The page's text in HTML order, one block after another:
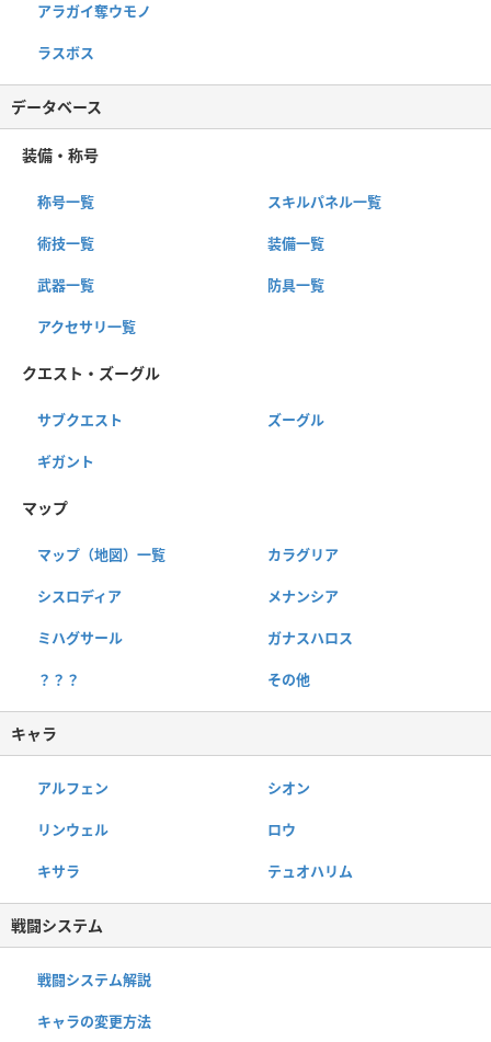
アラガイ奪ウモノ
ラスボス
データベース
装備・称号
称号一覧 スキルパネル一覧
術技一覧 装備一覧
武器一覧 防具一覧
アクセサリ一覧
クエスト・ズーグル
サブクエスト ズーグル
ギガント
マップ
マップ（地図）一覧 カラグリア
シスロディア メナンシア
ミハグサール ガナスハロス
？？？ その他
キャラ
アルフェン シオン
リンウェル ロウ
キサラ テュオハリム
戦闘システム
戦闘システム解説
キャラの変更方法